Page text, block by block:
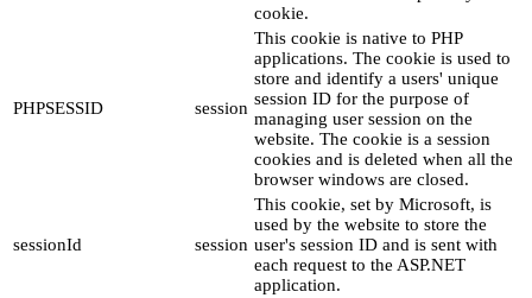
cookie.
PHPSESSID session
This cookie is native to PHP
applications. The cookie is used to
store and identify a users' unique
session ID for the purpose of
managing user session on the
website. The cookie is a session
cookies and is deleted when all the
browser windows are closed.
sessionId session
This cookie, set by Microsoft, is
used by the website to store the
user's session ID and is sent with
each request to the ASP.NET
application.